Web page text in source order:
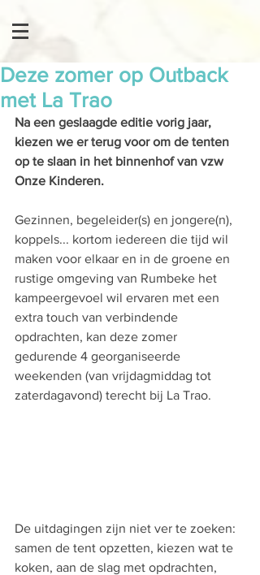
Deze zomer op Outback
met La Trao
Na een geslaagde editie vorig jaar,
kiezen we er terug voor om de tenten
op te slaan in het binnenhof van vzw
Onze Kinderen.
Gezinnen, begeleider(s) en jongere(n),
koppels... kortom iedereen die tijd wil
maken voor elkaar en in de groene en
rustige omgeving van Rumbeke het
kampeergevoel wil ervaren met een
extra touch van verbindende
opdrachten, kan deze zomer
gedurende 4 georganiseerde
weekenden (van vrijdagmiddag tot
zaterdagavond) terecht bij La Trao.
De uitdagingen zijn niet ver te zoeken:
samen de tent opzetten, kiezen wat te
koken, aan de slag met opdrachten,